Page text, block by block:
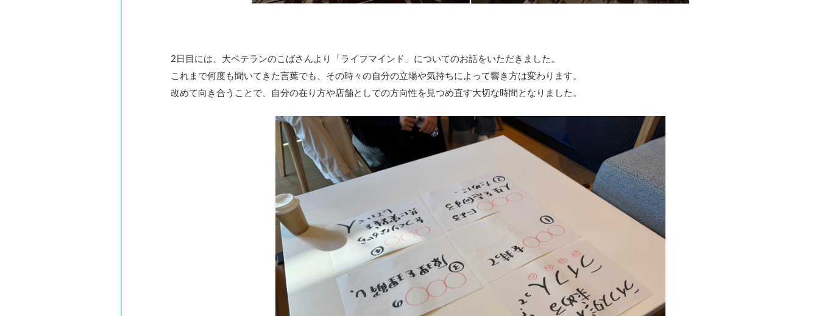
2日目には、大ベテランのこばさんより「ライフマインド」についてのお話をいただきました。
これまで何度も聞いてきた言葉でも、その時々の自分の立場や気持ちによって響き方は変わります。
改めて向き合うことで、自分の在り方や店舗としての方向性を見つめ直す大切な時間となりました。